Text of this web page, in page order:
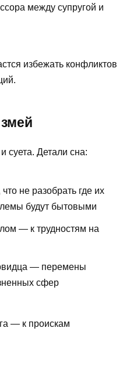
между супругой и
избежать конфликтов
суета. Детали сна:
не разобрать где их
будут бытовыми
— к трудностям на
— перемены
сфер
— к проискам